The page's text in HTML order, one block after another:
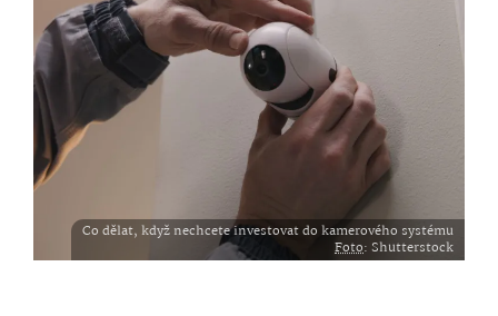
Co dělat, když nechcete investovat do kamerového systému
Foto: Shutterstock